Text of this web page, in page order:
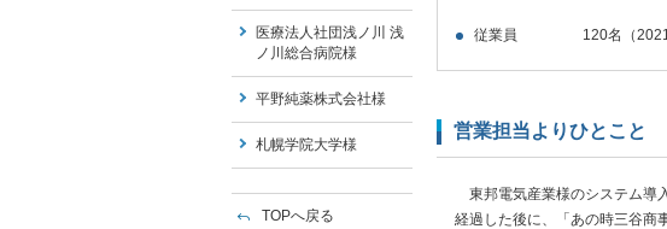
従業員 120名（
営業担当よりひとこと
東邦電気産業様のシステム導
経過した後に、「あの時三谷商
医療法人社団浅ノ川 浅
ノ川総合病院様
平野純薬株式会社様
札幌学院大学様
TOPへ戻る